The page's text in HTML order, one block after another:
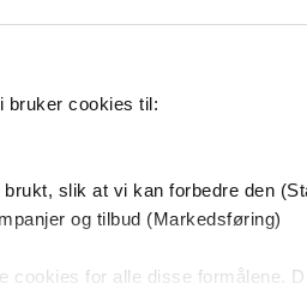
bruker cookies til:
slik at vi kan forbedre den
og tilbud (Markedsføring)
for alle disse formålene.
alle snakker om!